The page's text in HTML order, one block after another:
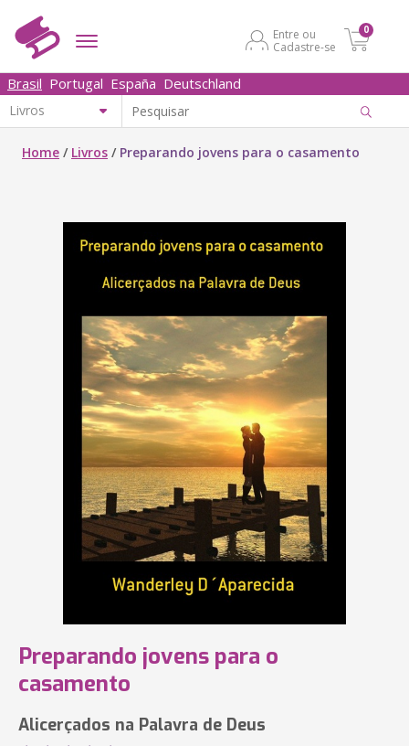
Entre ou
Cadastre-se
0
Brasil Portugal España Deutschland
Home / Livros / Preparando jovens para o casamento
Preparando jovens para o
casamento
Alicerçados na Palavra de Deus